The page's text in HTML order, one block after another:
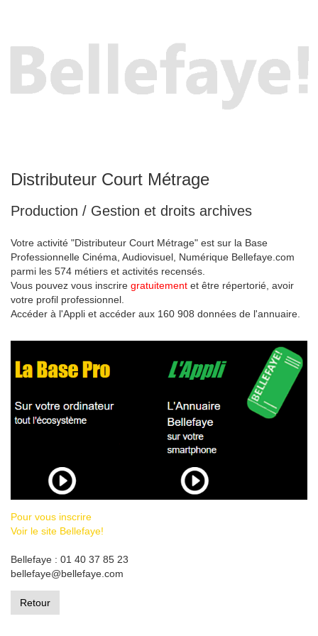
Distributeur Court Métrage
Production / Gestion et droits archives
Votre activité "Distributeur Court Métrage" est sur la Base
Professionnelle Cinéma, Audiovisuel, Numérique Bellefaye.com
parmi les 574 métiers et activités recensés.
Vous pouvez vous inscrire gratuitement et être répertorié, avoir
votre profil professionnel.
Accéder à l'Appli et accéder aux 160 908 données de l'annuaire.
Pour vous inscrire
Voir le site Bellefaye!
Bellefaye : 01 40 37 85 23
bellefaye@bellefaye.com
Retour